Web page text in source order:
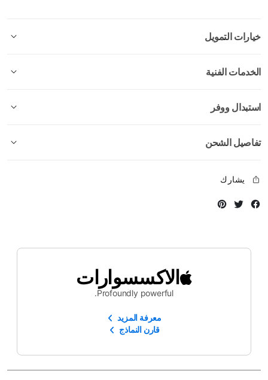
خيارات التمويل
الخدمات الفنية
استبدال ووفر
تفاصيل الشحن
يشارك
Facebook
Twitter
الاكسسوارات
Profoundly powerful.
معرفة المزيد
قارن النماذج